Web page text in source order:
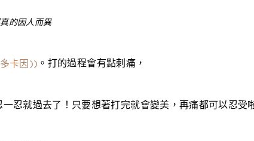
卡因)) 。打的過程會有點刺痛，
忍就過去了！只要想著打完就會變美，再痛都可以忍受